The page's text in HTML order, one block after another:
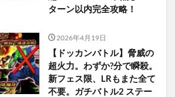
ターン以内完全攻略！
2026年4月19日
【ドッカンバトル】脅威の
超火力。わずか?分で瞬殺。
新フェス限、LRもまた全て
不要。ガチバトル2 ステー